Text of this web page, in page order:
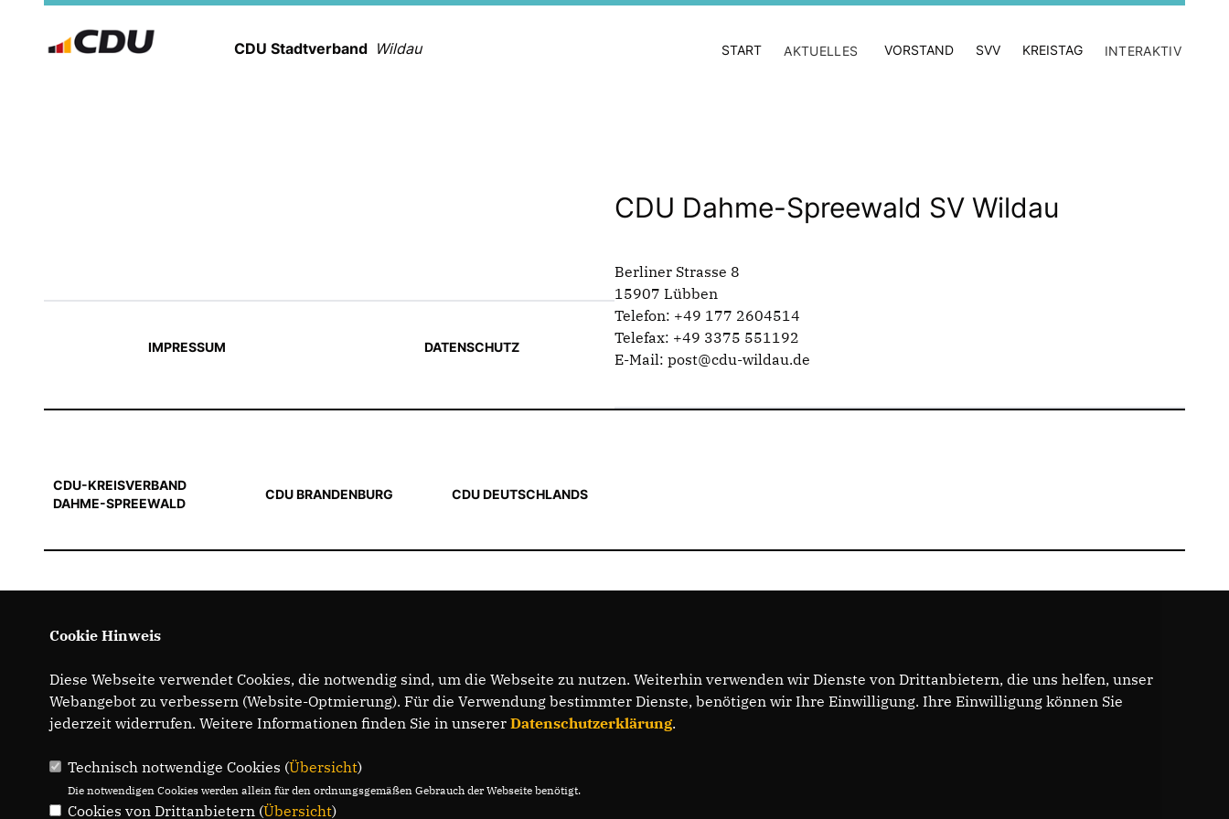
CDU Stadtverband Wildau START AKTUELLES VORSTAND SVV KREISTAG INTERAKTIV
IMPRESSUM DATENSCHUTZ
CDU Dahme-Spreewald SV Wildau
Berliner Strasse 8
15907 Lübben
Telefon: +49 177 2604514
Telefax: +49 3375 551192
E-Mail: post@cdu-wildau.de
CDU-KREISVERBAND
DAHME-SPREEWALD
CDU BRANDENBURG CDU DEUTSCHLANDS
Cookie Hinweis
Diese Webseite verwendet Cookies, die notwendig sind, um die Webseite zu nutzen. Weiterhin verwenden wir Dienste von Drittanbietern, die uns helfen, unser
Webangebot zu verbessern (Website-Optmierung). Für die Verwendung bestimmter Dienste, benötigen wir Ihre Einwilligung. Ihre Einwilligung können Sie
jederzeit widerrufen. Weitere Informationen finden Sie in unserer Datenschutzerklärung.
Technisch notwendige Cookies (Übersicht)
Die notwendigen Cookies werden allein für den ordnungsgemäßen Gebrauch der Webseite benötigt.
Cookies von Drittanbietern (Übersicht)